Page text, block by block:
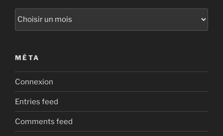
Archives
MÉTA
Connexion
Entries feed
Comments feed